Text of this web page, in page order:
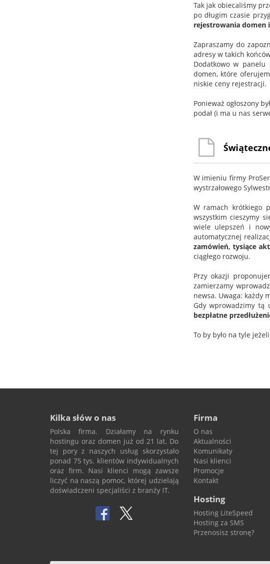
Tak jak obiecaliśmy
po długim czasie
rejestrowania domen
Zapraszamy do
adresy w takich
Dodatkowo w panelu
domen, które
niskie ceny rejestracji.
Ponieważ ogłoszony
podał (i ma u nas
W imieniu firmy
wystrzałowego
W ramach krótkiego
wszystkim cieszymy
wiele ulepszeń i
automatycznej
zamówień, tysiące
ciągłego rozwoju.
Przy okazji
zamierzamy
newsa. Uwaga: każdy
Gdy wprowadzimy tą
bezpłatne
To by było na tyle
Kilka słów o nas
Polska firma. Działamy na rynku
hostingu oraz domen już od 21 lat. Do
tej pory z naszych usług skorzystało
ponad 75 tys. klientów indywidualnych
oraz firm. Nasi klienci mogą zawsze
liczyć na naszą pomoc, której udzielają
doświadczeni specjaliści z branży IT.
Firma
O nas
Aktualności
Komunikaty
Nasi klienci
Promocje
Kontakt
Hosting
Hosting LiteSpeed
Hosting za SMS
Przenosisz stronę?